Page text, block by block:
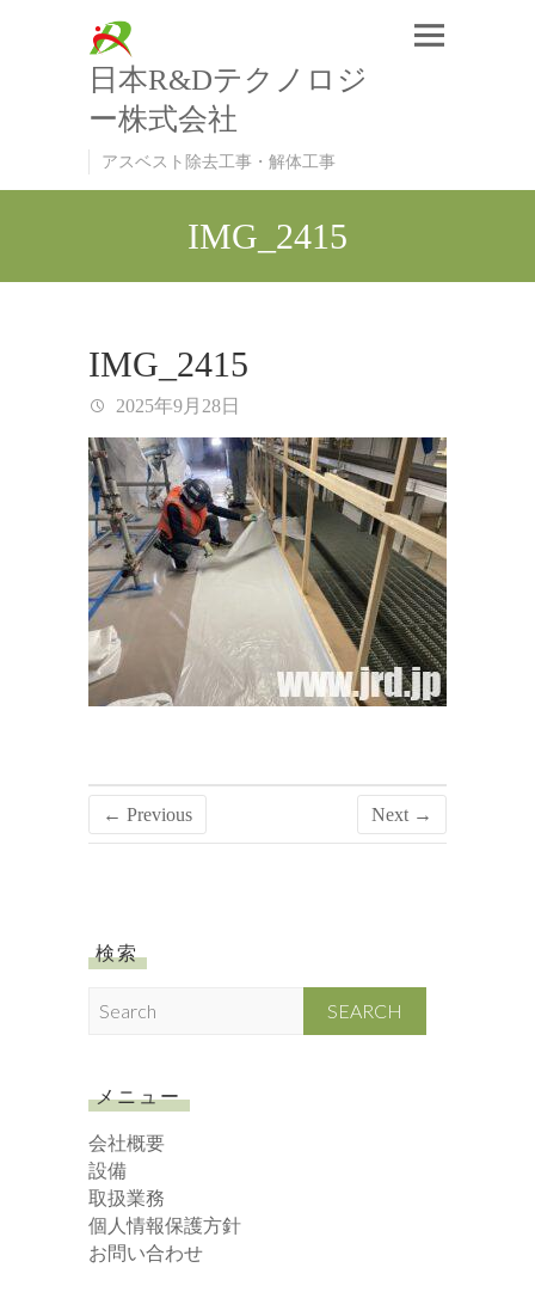
日本R&Dテクノロジ
ー株式会社
アスベスト除去工事・解体工事
IMG_2415
IMG_2415
2025年9月28日
← Previous Next →
検索
c
h
メニュー
会社概要
設備
取扱業務
個人情報保護方針
お問い合わせ